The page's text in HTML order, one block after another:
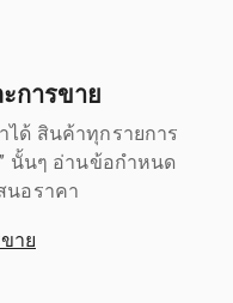
การขาย
ได้ สินค้าทุกรายการ
นั้นๆ อ่านข้อกำหนด
นอราคา
าย